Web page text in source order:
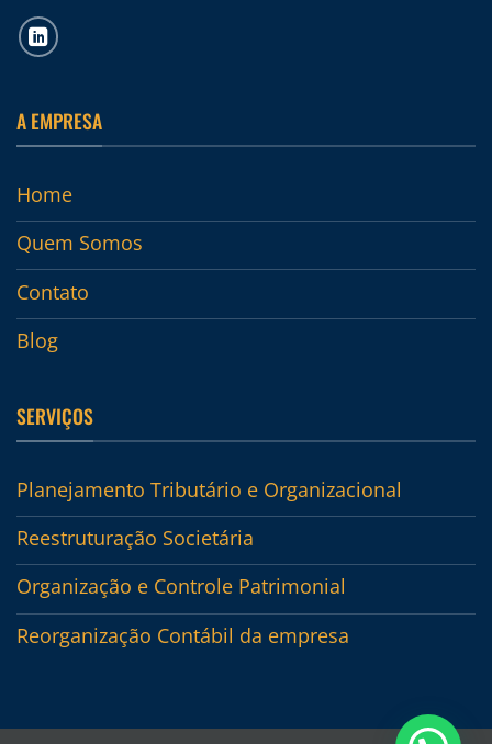
A EMPRESA
Home
Quem Somos
Contato
Blog
SERVIÇOS
Planejamento Tributário e Organizacional
Reestruturação Societária
Organização e Controle Patrimonial
Reorganização Contábil da empresa